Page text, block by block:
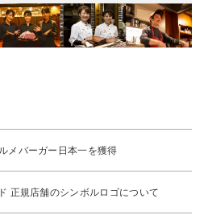
メバーガー日本一を獲得
正規店舗のシンボルロゴについて